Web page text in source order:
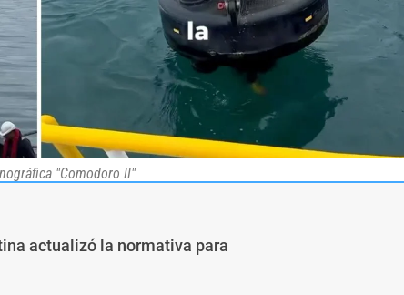
"Comodoro II"
actualizó la normativa para